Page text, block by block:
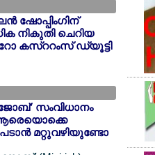
നികുതി ചെറിയ
കസ്ററംസ് ഡ്യൂട്ടി
ജോബ്' സംവിധാനം
മറ്റുവഴിയുണ്ടോ